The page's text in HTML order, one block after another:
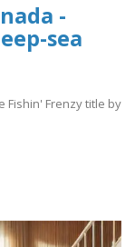
-
sea
Fishin' Frenzy title by